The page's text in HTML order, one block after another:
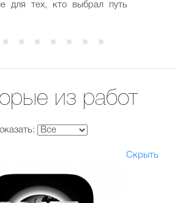
для тех, кто выбрал путь
из работ
Скрыть